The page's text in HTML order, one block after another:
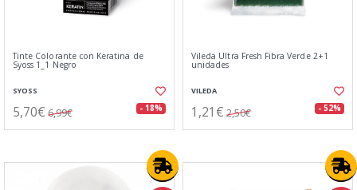
Tinte Colorante con Keratina de
Syoss 1_1 Negro
SYOSS
5,70€ 6,99€ - 18%
Vileda Ultra Fresh Fibra Verde 2+1
unidades
VILEDA
1,21€ 2,50€ - 52%